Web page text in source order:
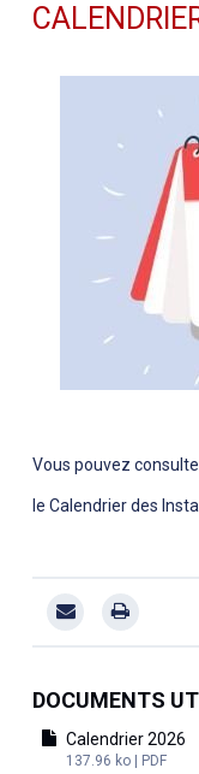
Vous pouvez
le Calendrier des
DOCUMENTS
Calendrier 2026
137.96 ko | PDF